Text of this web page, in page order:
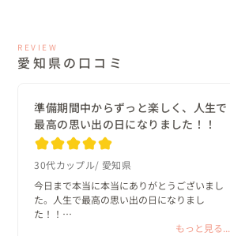
REVIEW
愛知県の口コミ
準備期間中からずっと楽しく、人生で
最高の思い出の日になりました！！
30代カップル 愛知県
今日まで本当に本当にありがとうございまし
た。人生で最高の思い出の日になりまし
た！！
もっと見る...